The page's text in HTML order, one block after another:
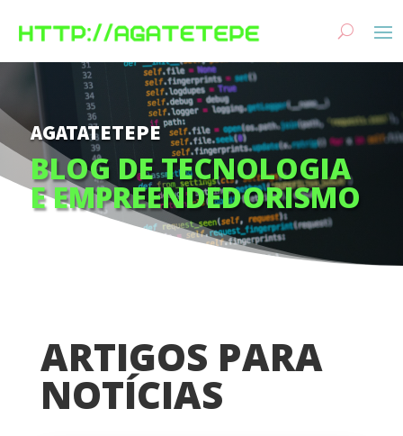
AGATATETEPE
BLOG DE TECNOLOGIA
E EMPREENDEDORISMO
ARTIGOS PARA
NOTÍCIAS